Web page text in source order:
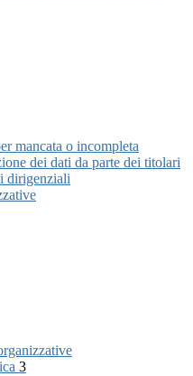
mancata o incompleta
dei dati da parte dei titolari
dirigenziali
3